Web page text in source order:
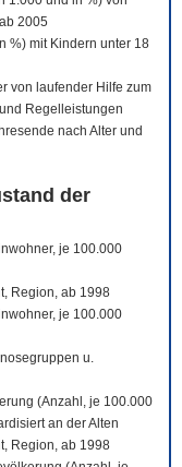
2005
%) mit Kindern unter 18
von laufender Hilfe zum
Regelleistungen
nach Alter und
der
je 100.000
Region, ab 1998
je 100.000
u.
(Anzahl, je 100.000
an der Alten
Region, ab 1998